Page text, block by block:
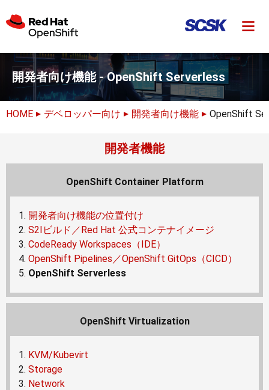
開発者向け機能 - OpenShift Serverless
HOME デベロッパー向け 開発者向け機能 OpenShift
開発者機能
OpenShift Container Platform
開発者向け機能の位置付け
S2Iビルド／Red Hat 公式コンテナイメージ
CodeReady Workspaces（IDE）
OpenShift Pipelines／OpenShift GitOps（CICD）
OpenShift Serverless
OpenShift Virtualization
KVM/Kubevirt
Storage
Network